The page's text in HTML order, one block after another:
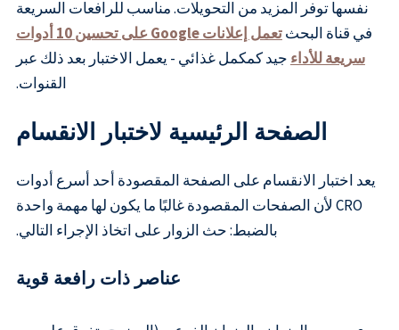
نفسها توفر المزيد من التحويلات. مناسب للرافعات السريعة
في قناة البحث
تعمل إعلانات Google على تحسين 10 أدوات
سريعة للأداء جيد كمكمل غذائي - يعمل الاختبار بعد ذلك عبر
القنوات.
الصفحة الرئيسية لاختبار الانقسام
يعد اختبار الانقسام على الصفحة المقصودة أحد أسرع أدوات
CRO لأن الصفحات المقصودة غالبًا ما يكون لها مهمة واحدة
بالضبط: حث الزوار على اتخاذ الإجراء التالي.
عناصر ذات رافعة قوية